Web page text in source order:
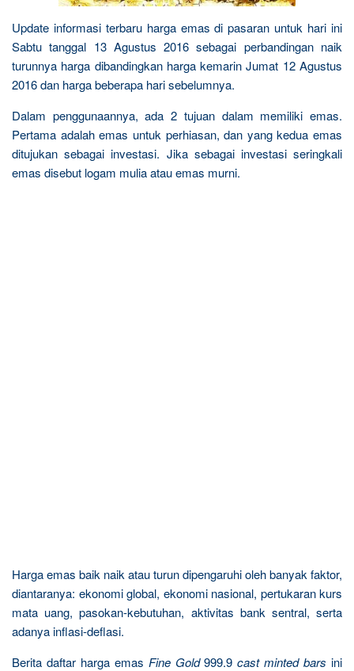
Update informasi terbaru harga emas di pasaran untuk hari ini
Sabtu tanggal 13 Agustus 2016 sebagai perbandingan naik
turunnya harga dibandingkan harga kemarin Jumat 12 Agustus
2016 dan harga beberapa hari sebelumnya.
Dalam penggunaannya, ada 2 tujuan dalam memiliki emas.
Pertama adalah emas untuk perhiasan, dan yang kedua emas
ditujukan sebagai investasi. Jika sebagai investasi seringkali
emas disebut logam mulia atau emas murni.
Harga emas baik naik atau turun dipengaruhi oleh banyak faktor,
diantaranya: ekonomi global, ekonomi nasional, pertukaran kurs
mata uang, pasokan-kebutuhan, aktivitas bank sentral, serta
adanya inflasi-deflasi.
Berita daftar harga emas Fine Gold999.9cast minted barsini